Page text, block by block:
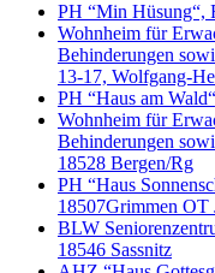
PH “Min Hüsung“,
Wohnheim für
Behinderungen
13-17, Wolfgang-
PH “Haus am
Wohnheim für
Behinderungen
18528 Bergen/Rg
PH “Haus
18507Grimmen OT
BLW
18546 Sassnitz